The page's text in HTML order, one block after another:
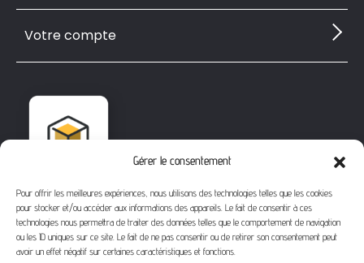
Gérer le consentement
Pour offrir les meilleures expériences, nous utilisons des technologies telles que les cookies
pour stocker et/ou accéder aux informations des appareils. Le fait de consentir à ces
technologies nous permettra de traiter des données telles que le comportement de navigation
ou les ID uniques sur ce site. Le fait de ne pas consentir ou de retirer son consentement peut
avoir un effet négatif sur certaines caractéristiques et fonctions.
1112 Bd Fernand Darchicourt
Votre compte